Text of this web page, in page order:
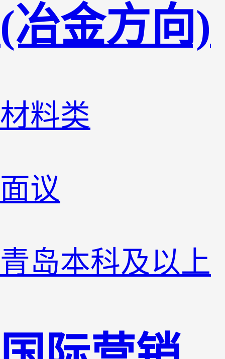
(冶金方向)
材料类
面议
青岛本科及以上